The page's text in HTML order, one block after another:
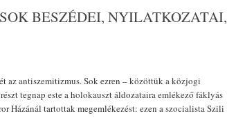
BESZÉDEI, NYILATKOZATAI,
az antiszemitizmus. Sok ezren – közöttük a közjogi
tegnap este a holokauszt áldozataira emlékező fáklyás
Házánál tartottak megemlékezést: ezen a szocialista Szili